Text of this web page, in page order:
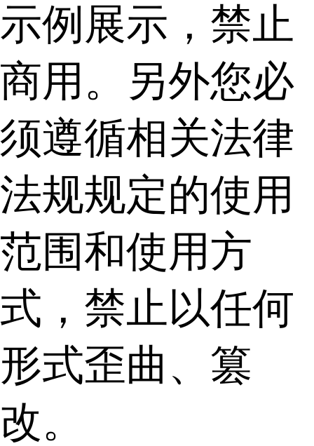
示例展示，禁止
商用。另外您必
须遵循相关法律
法规规定的使用
范围和使用方
式，禁止以任何
形式歪曲、篡
改。